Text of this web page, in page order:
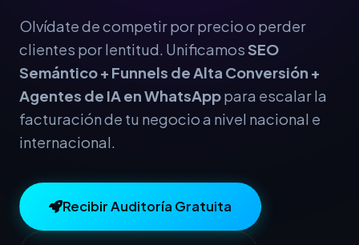
Olvídate de competir por precio o perder
clientes por lentitud. UnificamosSEO
Semántico + Funnels de Alta Conversión +
Agentes de IA en WhatsApppara escalar la
facturación de tu negocio a nivel nacional e
internacional.
Recibir Auditoría Gratuita